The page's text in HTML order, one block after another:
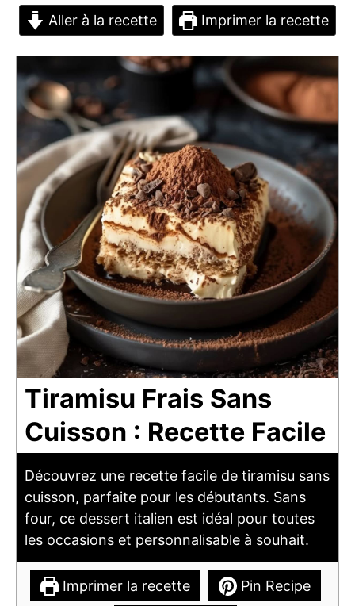
Aller à la recette Imprimer la recette
Tiramisu Frais Sans
Cuisson : Recette Facile
Découvrez une recette facile de tiramisu sans
cuisson, parfaite pour les débutants. Sans
four, ce dessert italien est idéal pour toutes
les occasions et personnalisable à souhait.
Imprimer la recette Pin Recipe